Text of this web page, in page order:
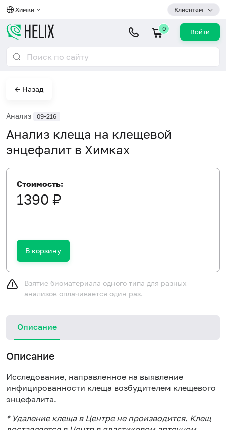
Химки Клиентам
0 Войти
← Назад
Анализ 09-216
Анализ клеща на клещевой
энцефалит в Химках
Стоимость:
1390 ₽
В корзину
Взятие биоматериала одного типа для разных
анализов оплачивается один раз.
Описание
Описание
Исследование, направленное на выявление
инфицированности клеща возбудителем клещевого
энцефалита.
* Удаление клеща в Центре не производится. Клещ